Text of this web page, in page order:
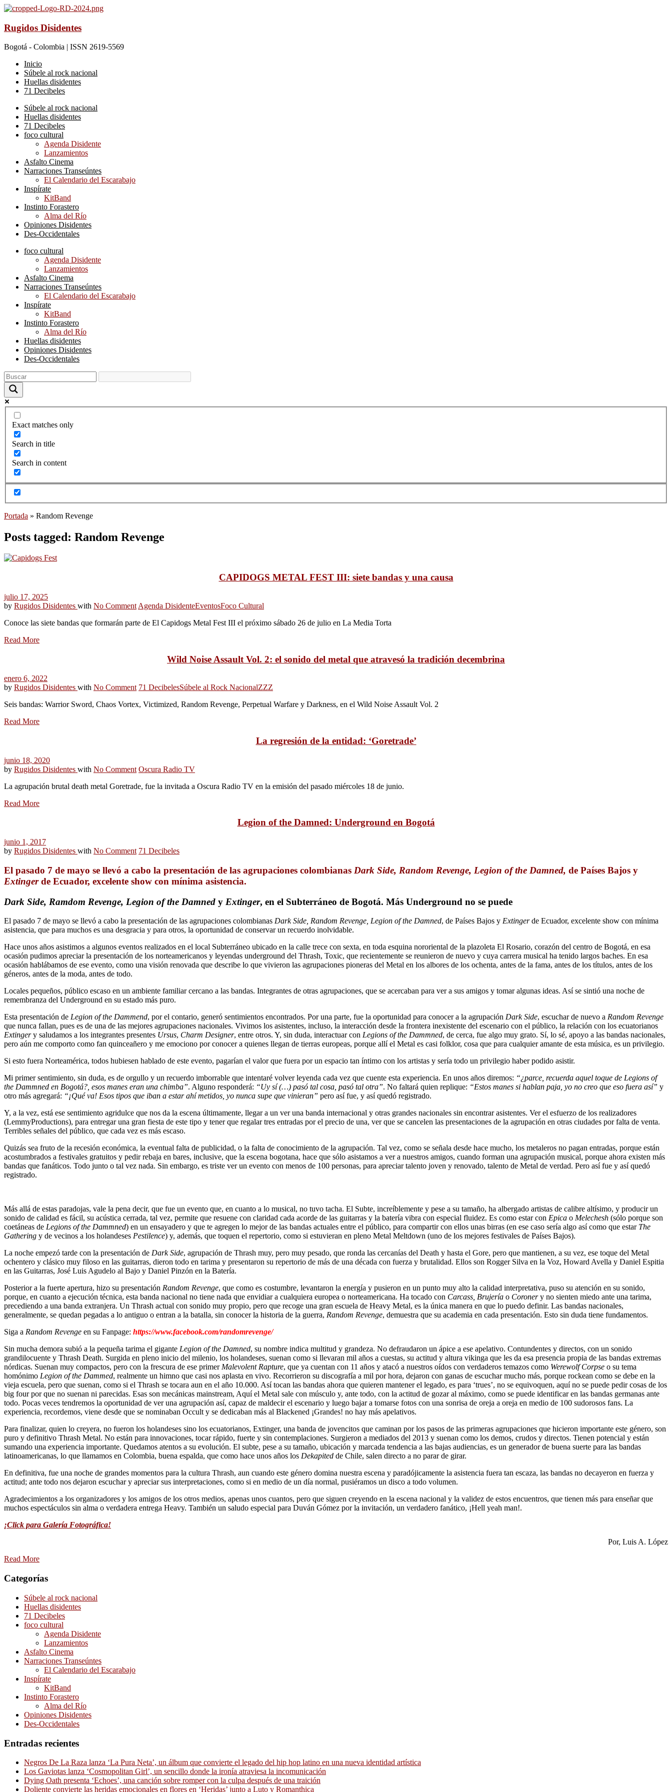
Rugidos Disidentes
Bogotá - Colombia | ISSN 2619-5569
Inicio
Súbele al rock nacional
Huellas disidentes
71 Decibeles
Súbele al rock nacional
Huellas disidentes
71 Decibeles
foco cultural
Agenda Disidente
Lanzamientos
Asfalto Cinema
Narraciones Transeúntes
El Calendario del Escarabajo
Inspírate
KitBand
Instinto Forastero
Alma del Río
Opiniones Disidentes
Des-Occidentales
foco cultural
Agenda Disidente
Lanzamientos
Asfalto Cinema
Narraciones Transeúntes
El Calendario del Escarabajo
Inspírate
KitBand
Instinto Forastero
Alma del Río
Huellas disidentes
Opiniones Disidentes
Des-Occidentales
Exact matches only
Search in title
Search in content
Portada » Random Revenge
Posts tagged: Random Revenge
CAPIDOGS METAL FEST III: siete bandas y una causa
julio 17, 2025
by Rugidos Disidentes with No Comment Agenda DisidenteEventosFoco Cultural
Conoce las siete bandas que formarán parte de El Capidogs Metal Fest III el próximo sábado 26 de julio en La Media Torta
Read More
Wild Noise Assault Vol. 2: el sonido del metal que atravesó la tradición decembrina
enero 6, 2022
by Rugidos Disidentes with No Comment 71 DecibelesSúbele al Rock NacionalZZZ
Seis bandas: Warrior Sword, Chaos Vortex, Victimized, Random Revenge, Perpetual Warfare y Darkness, en el Wild Noise Assault Vol. 2
Read More
La regresión de la entidad: ‘Goretrade’
junio 18, 2020
by Rugidos Disidentes with No Comment Oscura Radio TV
La agrupación brutal death metal Goretrade, fue la invitada a Oscura Radio TV en la emisión del pasado miércoles 18 de junio.
Read More
Legion of the Damned: Underground en Bogotá
junio 1, 2017
by Rugidos Disidentes with No Comment 71 Decibeles
El pasado 7 de mayo se llevó a cabo la presentación de las agrupaciones colombianas Dark Side, Random Revenge, Legion of the Damned, de Países Bajos y
Extingerde Ecuador, excelente show con mínima asistencia.
Dark Side, Ramdom Revenge, Legion of the Damned y Extinger, en el Subterráneo de Bogotá. Más Underground no se puede
El pasado 7 de mayo se llevó a cabo la presentación de las agrupaciones colombianas Dark Side, Random Revenge, Legion of the Damned, de Países Bajos y Extingerde Ecuador, excelente show con mínima
asistencia, que para muchos es una desgracia y para otros, la oportunidad de conservar un recuerdo inolvidable.
Hace unos años asistimos a algunos eventos realizados en el local Subterráneo ubicado en la calle trece con sexta, en toda esquina nororiental de la plazoleta El Rosario, corazón del centro de Bogotá, en esa
ocasión pudimos apreciar la presentación de los norteamericanos y leyendas underground del Thrash, Toxic, que recientemente se reunieron de nuevo y cuya carrera musical ha tenido largos baches. En esa
ocasión hablábamos de ese evento, como una visión renovada que describe lo que vivieron las agrupaciones pioneras del Metal en los albores de los ochenta, antes de la fama, antes de los títulos, antes de los
géneros, antes de la moda, antes de todo.
Locales pequeños, público escaso en un ambiente familiar cercano a las bandas. Integrantes de otras agrupaciones, que se acercaban para ver a sus amigos y tomar algunas ideas. Así se sintió una noche de
remembranza del Underground en su estado más puro.
Esta presentación de Legion of the Dammend, por el contario, generó sentimientos encontrados. Por una parte, fue la oportunidad para conocer a la agrupación Dark Side, escuchar de nuevo a Random Revenge
que nunca fallan, pues es de una de las mejores agrupaciones nacionales. Vivimos los asistentes, incluso, la interacción desde la frontera inexistente del escenario con el público, la relación con los ecuatorianos
Extingery saludamos a los integrantes presentes Ursus, Charm Designer, entre otros. Y, sin duda, interactuar con Legions of the Dammned, de cerca, fue algo muy grato. Sí, lo sé, apoyo a las bandas nacionales,
pero aún me comporto como fan quinceañero y me emociono por conocer a quienes llegan de tierras europeas, porque allí el Metal es casi folklor, cosa que para cualquier amante de esta música, es un privilegio.
Si esto fuera Norteamérica, todos hubiesen hablado de este evento, pagarían el valor que fuera por un espacio tan íntimo con los artistas y sería todo un privilegio haber podido asistir.
Mi primer sentimiento, sin duda, es de orgullo y un recuerdo imborrable que intentaré volver leyenda cada vez que cuente esta experiencia. En unos años diremos: “¿parce, recuerda aquel toque de Legions of
the Dammned en Bogotá?, esos manes eran una chimba”. Alguno responderá: “Uy sí (…) pasó tal cosa, pasó tal otra”. No faltará quien replique: “Estos manes si hablan paja, yo no creo que eso fuera así” y
otro más agregará: “¡Qué va! Esos tipos que iban a estar ahí metidos, yo nunca supe que vinieran” pero así fue, y así quedó registrado.
Y, a la vez, está ese sentimiento agridulce que nos da la escena últimamente, llegar a un ver una banda internacional y otras grandes nacionales sin encontrar asistentes. Ver el esfuerzo de los realizadores
(LemmyProductions), para entregar una gran fiesta de este tipo y tener que regalar tres entradas por el precio de una, ver que se cancelen las presentaciones de la agrupación en otras ciudades por falta de venta.
Terribles señales del público, que cada vez es más escaso.
Quizás sea fruto de la recesión económica, la eventual falta de publicidad, o la falta de conocimiento de la agrupación. Tal vez, como se señala desde hace mucho, los metaleros no pagan entradas, porque están
acostumbrados a festivales gratuitos y pedir rebaja en bares, inclusive, que la escena bogotana, hace que sólo asistamos a ver a nuestros amigos, cuando forman una agrupación musical, porque ahora existen más
bandas que fanáticos. Todo junto o tal vez nada. Sin embargo, es triste ver un evento con menos de 100 personas, para apreciar talento joven y renovado, talento de Metal de verdad. Pero así fue y así quedó
registrado.
Más allá de estas paradojas, vale la pena decir, que fue un evento que, en cuanto a lo musical, no tuvo tacha. El Subte, increíblemente y pese a su tamaño, ha albergado artistas de calibre altísimo, y producir un
sonido de calidad es fácil, su acústica cerrada, tal vez, permite que resuene con claridad cada acorde de las guitarras y la batería vibra con especial fluidez. Es como estar con Epica o Melechesh (sólo porque son
coetáneas de Legions of the Dammned) en un ensayadero y que te agregen lo mejor de las bandas actuales entre el público, para compartir con ellos unas birras (en ese caso sería algo así como que estar The
Gathering y de vecinos a los holandeses Pestilence) y, además, que toquen el repertorio, como si estuvieran en pleno Metal Meltdown (uno de los mejores festivales de Países Bajos).
La noche empezó tarde con la presentación de Dark Side, agrupación de Thrash muy, pero muy pesado, que ronda las cercanías del Death y hasta el Gore, pero que mantienen, a su vez, ese toque del Metal
ochentero y clásico muy filoso en las guitarras, dieron todo en tarima y presentaron su repertorio de más de una década con fuerza y brutalidad. Ellos son Rogger Silva en la Voz, Howard Avella y Daniel Espitia
en las Guitarras, José Luis Agudelo al Bajo y Daniel Pinzón en la Batería.
Posterior a la fuerte apertura, hizo su presentación Random Revenge, que como es costumbre, levantaron la energía y pusieron en un punto muy alto la calidad interpretativa, puso su atención en su sonido,
porque, en cuanto a ejecución técnica, esta banda nacional no tiene nada que envidiar a cualquiera europea o norteamericana. Ha tocado con Carcass, Brujería o Coronery no sienten miedo ante una tarima,
precediendo a una banda extranjera. Un Thrash actual con sonido muy propio, pero que recoge una gran escuela de Heavy Metal, es la única manera en que lo puedo definir. Las bandas nacionales,
generalmente, se quedan pegadas a lo antiguo o entran a la batalla, sin conocer la historia de la guerra, Random Revenge, demuestra que su academia en cada presentación. Esto sin duda tiene fundamentos.
Siga a Random Revenge en su Fanpage: https://www.facebook.com/randomrevenge/
Sin mucha demora subió a la pequeña tarima el gigante Legion of the Damned, su nombre indica multitud y grandeza. No defraudaron un ápice a ese apelativo. Contundentes y directos, con un sonido
grandilocuente y Thrash Death. Surgida en pleno inicio del milenio, los holandeses, suenan como si llevaran mil años a cuestas, su actitud y altura vikinga que les da esa presencia propia de las bandas extremas
nórdicas. Suenan muy compactos, pero con la frescura de ese primer Malevolent Rapture, que ya cuentan con 11 años y atacó a nuestros oídos con verdaderos temazos como Werewolf Corpse o su tema
homónimo Legion of the Dammed, realmente un himno que casi nos aplasta en vivo. Recorrieron su discografía a mil por hora, dejaron con ganas de escuchar mucho más, porque rockean como se debe en la
vieja escuela, pero que suenan, como si el Thrash se tocara aun en el año 10.000. Así tocan las bandas ahora que quieren mantener el legado, es para ‘trues’, no se equivoquen, aquí no se puede pedir cosas de los
big four por que no suenan ni parecidas. Esas son mecánicas mainstream, Aquí el Metal sale con músculo y, ante todo, con la actitud de gozar al máximo, como se puede identificar en las bandas germanas ante
todo. Pocas veces tendremos la oportunidad de ver una agrupación así, capaz de maldecir el escenario y luego bajar a tomarse fotos con una sonrisa de oreja a oreja en medio de 100 sudorosos fans. La
experiencia, recordemos, viene desde que se nominaban Occult y se dedicaban más al Blackened ¡Grandes! no hay más apelativos.
Para finalizar, quien lo creyera, no fueron los holandeses sino los ecuatorianos, Extinger, una banda de jovencitos que caminan por los pasos de las primeras agrupaciones que hicieron importante este género, son
puro y definitivo Thrash Metal. No están para innovaciones, tocar rápido, fuerte y sin contemplaciones. Surgieron a mediados del 2013 y suenan como los demos, crudos y directos. Tienen potencial y están
sumando una experiencia importante. Quedamos atentos a su evolución. El subte, pese a su tamaño, ubicación y marcada tendencia a las bajas audiencias, es un generador de buena suerte para las bandas
latinoamericanas, lo que llamamos en Colombia, buena espalda, que como hace unos años los Dekapited de Chile, salen directo a no parar de girar.
En definitiva, fue una noche de grandes momentos para la cultura Thrash, aun cuando este género domina nuestra escena y paradójicamente la asistencia fuera tan escaza, las bandas no decayeron en fuerza y
actitud; ante todo nos dejaron escuchar y apreciar sus interpretaciones, como si en medio de un día normal, pusiéramos un disco a todo volumen.
Agradecimientos a los organizadores y los amigos de los otros medios, apenas unos cuantos, pero que siguen creyendo en la escena nacional y la validez de estos encuentros, que tienen más para enseñar que
muchos espectáculos sin alma o verdadera entrega Heavy. También un saludo especial para Duván Gómez por la invitación, un verdadero fanático, ¡Hell yeah man!.
¡Click para Galería Fotográfica!
Por, Luis A. López
Read More
Categorías
Súbele al rock nacional
Huellas disidentes
71 Decibeles
foco cultural
Agenda Disidente
Lanzamientos
Asfalto Cinema
Narraciones Transeúntes
El Calendario del Escarabajo
Inspírate
KitBand
Instinto Forastero
Alma del Río
Opiniones Disidentes
Des-Occidentales
Entradas recientes
Negros De La Raza lanza ‘La Pura Neta’, un álbum que convierte el legado del hip hop latino en una nueva identidad artística
Los Gaviotas lanza ‘Cosmopolitan Girl’, un sencillo donde la ironía atraviesa la incomunicación
Dying Oath presenta ‘Echoes’, una canción sobre romper con la culpa después de una traición
Doliente convierte las heridas emocionales en flores en ‘Heridas’ junto a Luto y Romanthica